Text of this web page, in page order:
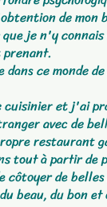
de mon
je n'y
prenant.
dans ce monde
cuisinier et j'ai
avec de
restaurant
tout à partir de
côtoyer de
beau, du bon